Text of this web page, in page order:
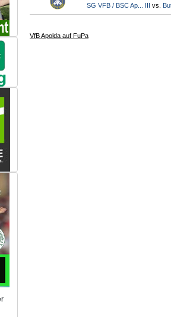
SG VFB / BSC Ap... III vs.
VfB Apolda auf FuPa